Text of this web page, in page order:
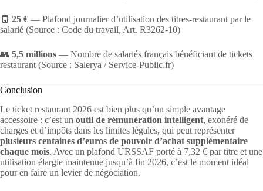
🧾 25 € — Plafond journalier d’utilisation des titres-restaurant par le
salarié (Source : Code du travail, Art. R3262-10)
👥 5,5 millions — Nombre de salariés français bénéficiant de tickets
restaurant (Source : Salerya / Service-Public.fr)
Conclusion
Le ticket restaurant 2026 est bien plus qu’un simple avantage
accessoire : c’est un outil de rémunération intelligent, exonéré de
charges et d’impôts dans les limites légales, qui peut représenter
plusieurs centaines d’euros de pouvoir d’achat supplémentaire
chaque mois. Avec un plafond URSSAF porté à 7,32 € par titre et une
utilisation élargie maintenue jusqu’à fin 2026, c’est le moment idéal
pour en faire un levier de négociation.